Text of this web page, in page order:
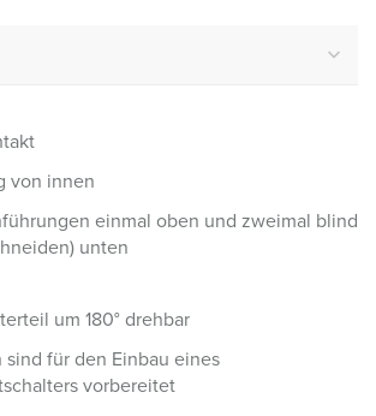
von innen
einmal oben und zweimal blind
unten
um 180° drehbar
sind für den Einbau eines
vorbereitet